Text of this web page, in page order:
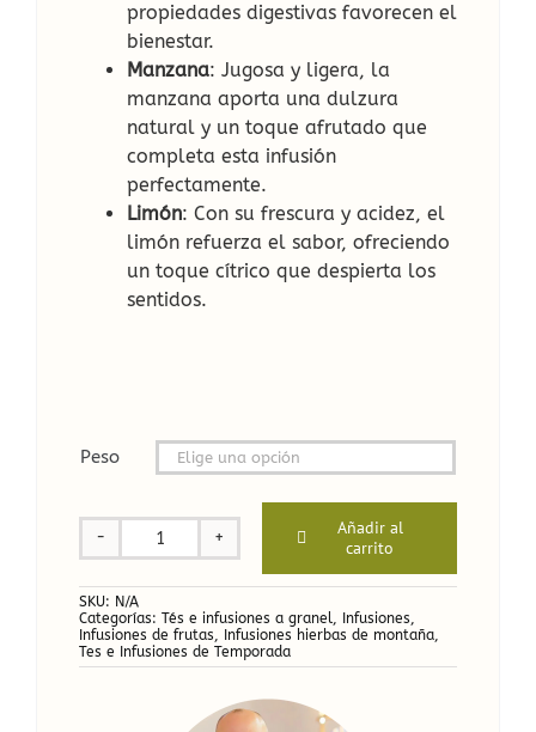
propiedades digestivas favorecen el
bienestar.
Manzana: Jugosa y ligera, la
manzana aporta una dulzura
natural y un toque afrutado que
completa esta infusión
perfectamente.
Limón: Con su frescura y acidez, el
limón refuerza el sabor, ofreciendo
un toque cítrico que despierta los
sentidos.
Peso
Infusión
cantidad
Añadir al
carrito
SKU: N/A
Categorías: Tés e infusiones a granel, Infusiones,
Infusiones de frutas, Infusiones hierbas de montaña,
Tes e Infusiones de Temporada